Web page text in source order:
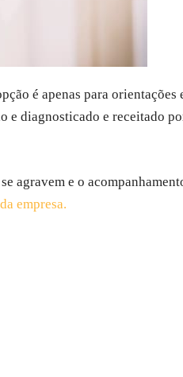
é apenas para orientações
e diagnosticado e receitado
agravem e o
empresa.